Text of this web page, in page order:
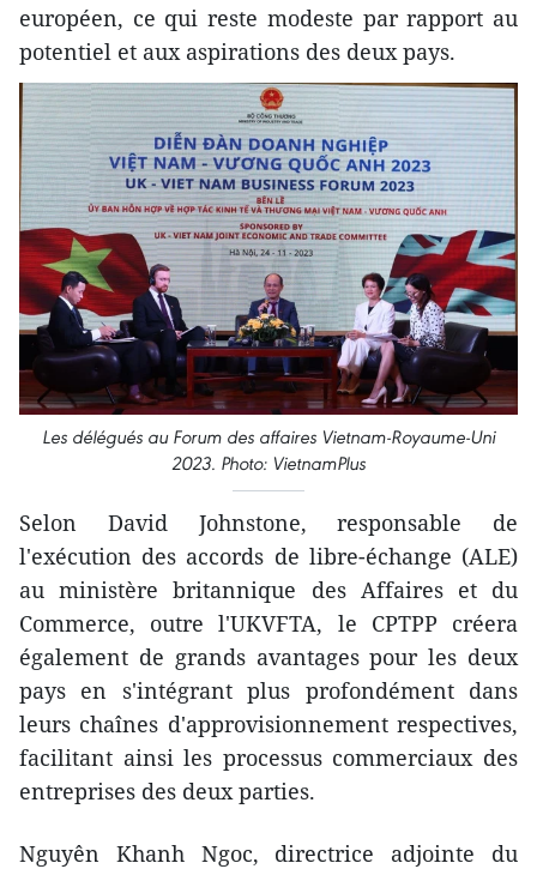
européen, ce qui reste modeste par rapport au
potentiel et aux aspirations des deux pays.
Les délégués au Forum des affaires Vietnam-Royaume-Uni
2023. Photo: VietnamPlus
Selon David Johnstone, responsable de
l'exécution des accords de libre-échange (ALE)
au ministère britannique des Affaires et du
Commerce, outre l'UKVFTA, le CPTPP créera
également de grands avantages pour les deux
pays en s'intégrant plus profondément dans
leurs chaînes d'approvisionnement respectives,
facilitant ainsi les processus commerciaux des
entreprises des deux parties.
Nguyên Khanh Ngoc, directrice adjointe du